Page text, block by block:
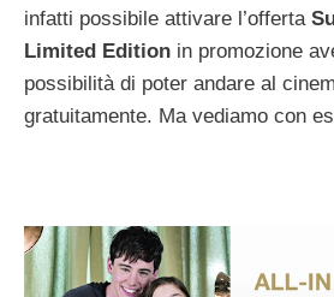
infatti possibile attivare l’offerta
Limited Edition in promozione
possibilità di poter andare al
gratuitamente. Ma vediamo con